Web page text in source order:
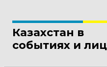
Казахстан в
событиях и
В